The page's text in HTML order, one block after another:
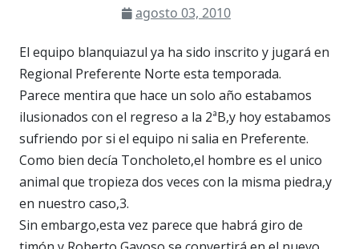
agosto 03, 2010
El equipo blanquiazul ya ha sido inscrito y jugará en
Regional Preferente Norte esta temporada.
Parece mentira que hace un solo año estabamos
ilusionados con el regreso a la 2ªB,y hoy estabamos
sufriendo por si el equipo ni salia en Preferente.
Como bien decía Toncholeto,el hombre es el unico
animal que tropieza dos veces con la misma piedra,y
en nuestro caso,3.
Sin embargo,esta vez parece que habrá giro de